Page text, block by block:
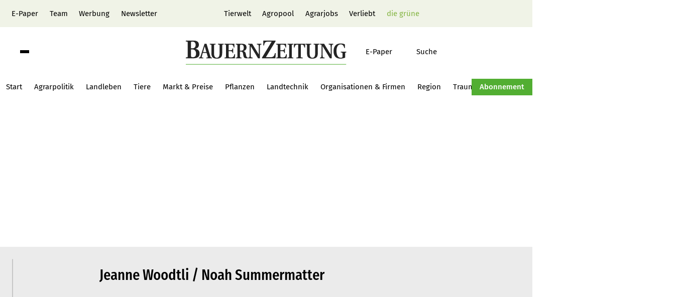
E-Paper Team Werbung Newsletter Tierwelt Agropool Agrarjobs Verliebt die grüne
E-Paper Suche
Start Agrarpolitik Landleben Tiere Markt & Preise Pflanzen Landtechnik Organisationen & Firmen Region Traumtraktor Hof-Management
Abonnement
Jeanne Woodtli / Noah Summermatter